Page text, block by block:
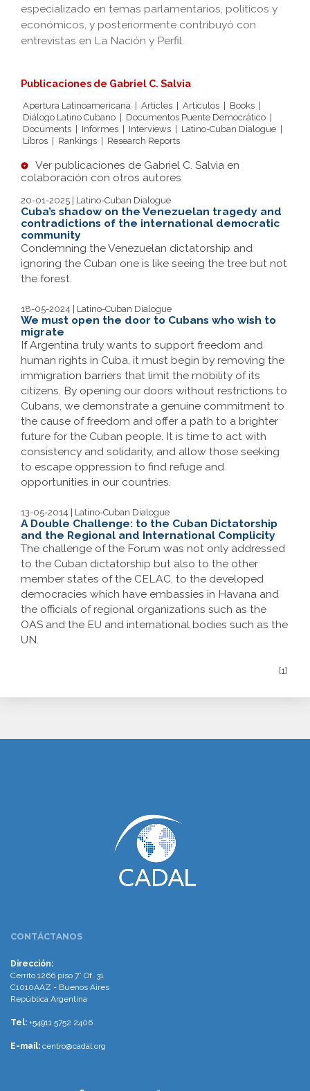
especializado en temas parlamentarios, políticos y
económicos, y posteriormente contribuyó con
entrevistas en La Nación y Perfil.
Publicaciones de Gabriel C. Salvia
Apertura Latinoamericana Articles Artículos Books
Diálogo Latino Cubano
Documentos Puente Democrático
Documents
Informes Interviews Latino-Cuban Dialogue
Libros
Rankings Research Reports
Ver publicaciones de Gabriel C. Salvia en
colaboración con otros autores
20-01-2025 | Latino-Cuban Dialogue
Cuba’s shadow on the Venezuelan tragedy and
contradictions of the international democratic
community
Condemning the Venezuelan dictatorship and
ignoring the Cuban one is like seeing the tree but not
the forest.
18-05-2024 | Latino-Cuban Dialogue
We must open the door to Cubans who wish to
migrate
If Argentina truly wants to support freedom and
human rights in Cuba, it must begin by removing the
immigration barriers that limit the mobility of its
citizens. By opening our doors without restrictions to
Cubans, we demonstrate a genuine commitment to
the cause of freedom and offer a path to a brighter
future for the Cuban people. It is time to act with
consistency and solidarity, and allow those seeking
to escape oppression to find refuge and
opportunities in our countries.
13-05-2014 | Latino-Cuban Dialogue
A Double Challenge: to the Cuban Dictatorship
and the Regional and International Complicity
The challenge of the Forum was not only addressed
to the Cuban dictatorship but also to the other
member states of the CELAC, to the developed
democracies which have embassies in Havana and
the officials of regional organizations such as the
OAS and the EU and international bodies such as the
UN.
[1]
CONTÁCTANOS
Dirección:
Cerrito 1266 piso 7° Of. 31
C1010AAZ - Buenos Aires
República Argentina
Tel: +54911 5752 2406
E-mail: centro@cadal.org